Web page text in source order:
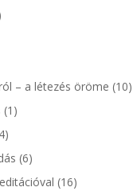
– a létezés öröme (10)
(1)
(6)
(16)